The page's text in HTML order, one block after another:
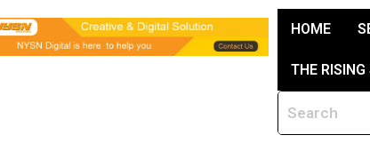
HOME
THE RISING